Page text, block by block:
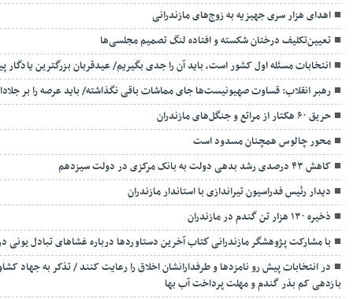
اهدای هزار سری جهیزیه به زوج‌های مازندرانی
تعیین‌تکلیف درختان شکسته و افتاده لنگ تصمیم مجلسی‌ها
انتخابات مسئله اول کشور است، باید آن را جدی بگیریم/ عیدقربان بزرگترین یادگار
رهبر انقلاب: قساوت صهیونیست‌ها جای مماشات باقی نگذاشته/ باید عرصه را بر
حریق ۶۰ هکتار از مراتع و جنگل‌های مازندران
محور چالوس همچنان مسدود است
کاهش ۴۳ درصدی رشد بدهی دولت به بانک مرکزی در دولت سیزدهم
دیدار رئیس فدراسیون تیراندازی با استاندار مازندران
ذخیره ۱۳۰ هزار تن گندم در مازندران
با مشارکت پژوهشگر مازندرانی كتاب آخرین دستاوردها درباره غشاهای تبادل یونی
در انتخابات پیش رو نامزدها و طرفدارانشان اخلاق را رعایت کنند / تذکر به
بازدهی کم بذر گندم و مهلت پرداخت آب بها